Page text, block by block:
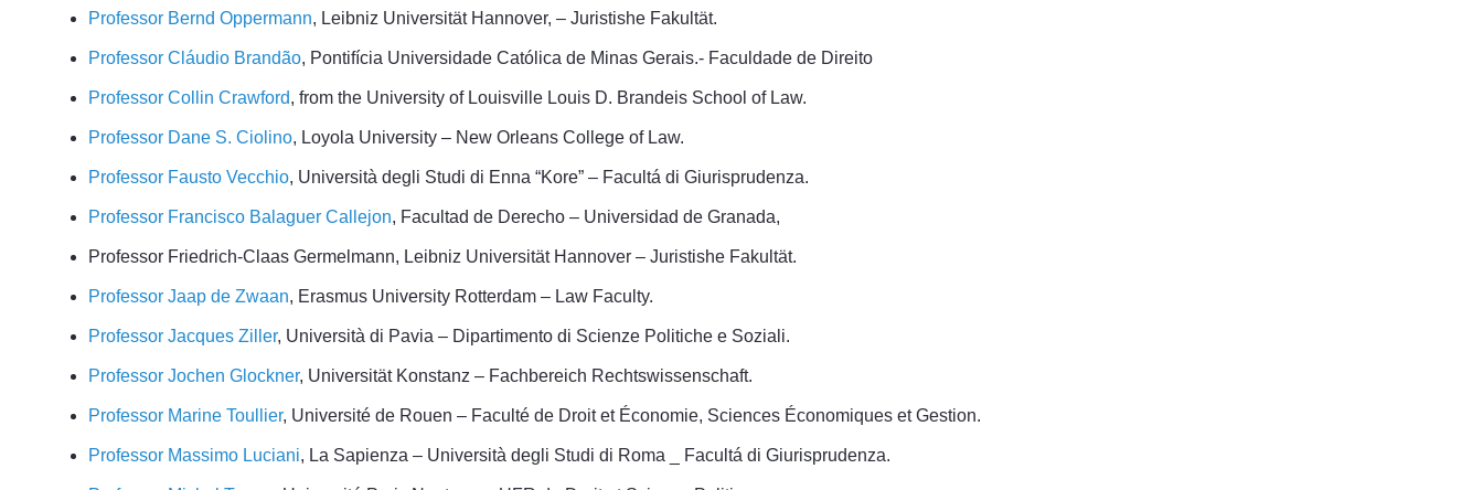
Professor Bernd Oppermann, Leibniz Universität Hannover, – Juristishe Fakultät.
Professor Cláudio Brandão, Pontifícia Universidade Católica de Minas Gerais.- Faculdade de Direito
Professor Collin Crawford, from the University of Louisville Louis D. Brandeis School of Law.
Professor Dane S. Ciolino, Loyola University – New Orleans College of Law.
Professor Fausto Vecchio, Università degli Studi di Enna “Kore” – Facultá di Giurisprudenza.
Professor Francisco Balaguer Callejon, Facultad de Derecho – Universidad de Granada,
Professor Friedrich-Claas Germelmann, Leibniz Universität Hannover – Juristishe Fakultät.
Professor Jaap de Zwaan, Erasmus University Rotterdam – Law Faculty.
Professor Jacques Ziller, Università di Pavia – Dipartimento di Scienze Politiche e Soziali.
Professor Jochen Glockner, Universität Konstanz – Fachbereich Rechtswissenschaft.
Professor Marine Toullier, Université de Rouen – Faculté de Droit et Économie, Sciences Économiques et Gestion.
Professor Massimo Luciani, La Sapienza – Università degli Studi di Roma _ Facultá di Giurisprudenza.